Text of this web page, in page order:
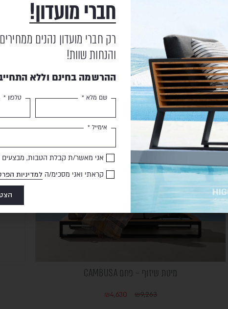
מוצרים נוספיםשעשויים לעניין אותך
מיטת שיזוף – פחם CAMBUSA
₪9,263
₪4,630
HIGOLD
SALE
חברי מועדון!
רק חברי מועדון נהנים
והנחות שוות!
ההרשמה בחינם וללא
שם מלא * טלפון *
אימייל *
אני מאשר/ת קבלת הטבות, מבצעים
קראתי ואני מסכימ/ה למדיניות